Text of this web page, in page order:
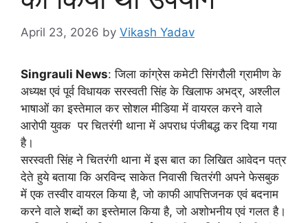
April 23, 2026 by Vikash Yadav
Singrauli News: जिला कांग्रेस कमेटी सिंगरौली ग्रामीण के
अध्यक्ष एवं पूर्व विधायक सरस्वती सिंह के खिलाफ अभद्र, अश्लील
भाषाओं का इस्तेमाल कर सोशल मीडिया में वायरल करने वाले
आरोपी युवक पर चितरंगी थाना में अपराध पंजीबद्ध कर दिया गया
है।
सरस्वती सिंह ने चितरंगी थाना में इस बात का लिखित आवेदन पत्र
देते हुये बताया कि अरविन्द साकेत निवासी चितरंगी अपने फेसबुक
में एक तस्वीर वायरल किया है, जो काफी आपत्तिजनक एवं बदनाम
करने वाले शब्दों का इस्तेमाल किया है, जो अशोभनीय एवं गलत है।